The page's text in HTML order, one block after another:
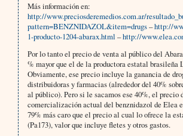
Más información en:
http://www.preciosderemedios.com.ar/
pattern=BENZNIDAZOL&item=drugs–http://
1-producto-1204-abarax.html –http://
Por lo tanto el precio de venta al público del
% mayor que el de la productora estatal brasileña
Obviamente, ese precio incluye la ganancia de
distribuidoras y farmacias (alrededor del 40%
al público). Pero si le sacamos ese 40%, el precio
comercialización actual del benznidazol de Elea
79% más caro que el precio al cual lo ofrece la
(Pa173), valor que incluye fletes y otros gastos.